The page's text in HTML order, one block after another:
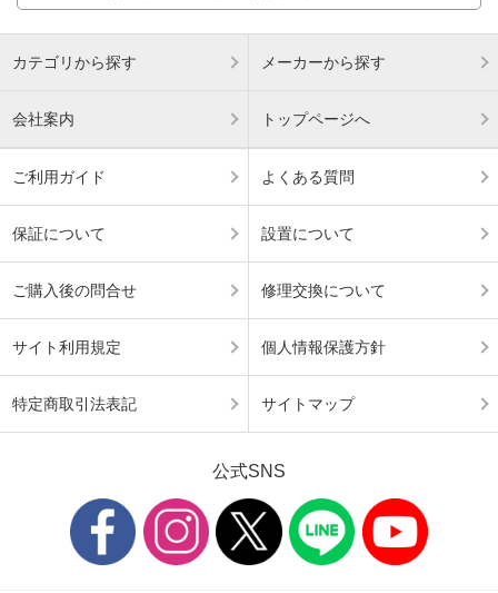
カテゴリから探す メーカーから探す
会社案内 トップページへ
ご利用ガイド よくある質問
保証について 設置について
ご購入後の問合せ 修理交換について
サイト利用規定 個人情報保護方針
特定商取引法表記 サイトマップ
公式SNS